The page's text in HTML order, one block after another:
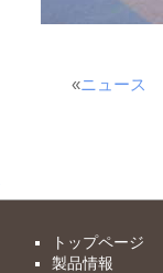
«ニュース
トップページ
製品情報